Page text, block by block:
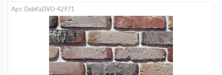
Арт. DekKaDVO-42971